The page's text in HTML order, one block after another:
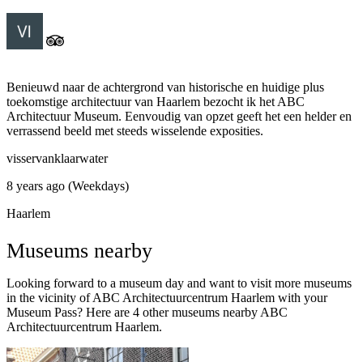
Benieuwd naar de achtergrond van historische en huidige plus
toekomstige architectuur van Haarlem bezocht ik het ABC
Architectuur Museum. Eenvoudig van opzet geeft het een helder en
verrassend beeld met steeds wisselende exposities.
visservanklaarwater
8 years ago (Weekdays)
Haarlem
Museums nearby
Looking forward to a museum day and want to visit more museums
in the vicinity of ABC Architectuurcentrum Haarlem with your
Museum Pass? Here are 4 other museums nearby ABC
Architectuurcentrum Haarlem.